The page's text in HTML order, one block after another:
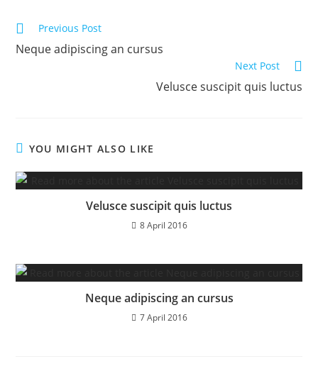
Read
articles
Previous Post
Neque adipiscing an cursus
Next Post
Velusce suscipit quis luctus
YOU MIGHT ALSO LIKE
Velusce suscipit quis luctus
8 April 2016
Neque adipiscing an cursus
7 April 2016